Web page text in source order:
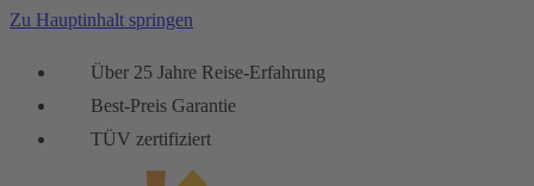
Zu Hauptinhalt springen
Über 25 Jahre Reise-Erfahrung
Best-Preis Garantie
TÜV zertifiziert